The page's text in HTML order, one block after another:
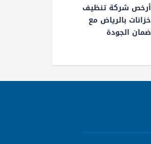
أرخص شركة تنظيف
خزانات بالرياض مع
ضمان الجودة